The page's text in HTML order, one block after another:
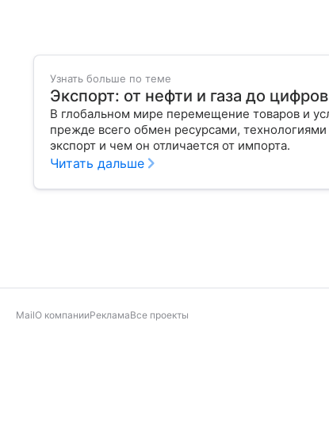
Узнать больше по теме
Экспорт: от нефти и газа до
В глобальном мире перемещение товаров и
прежде всего обмен ресурсами, технологиями
экспорт и чем он отличается от импорта.
Читать дальше
MailО компанииРекламаВсе проекты